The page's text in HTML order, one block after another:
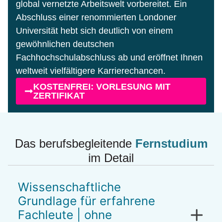
global vernetzte Arbeitswelt vorbereitet. Ein
Abschluss einer renommierten Londoner
Universität hebt sich deutlich von einem
gewöhnlichen deutschen
Fachhochschulabschluss ab und eröffnet Ihnen
weltweit vielfältigere Karrierechancen.
KOSTENFREI: VORLESUNG MIT
ZERTIFIKAT
Das berufsbegleitende Fernstudium
im Detail
Wissenschaftliche
Grundlage für erfahrene
Fachleute | ohne